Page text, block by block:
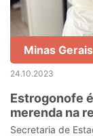
Minas Gerais
24.10.2023
Estrogonofe
merenda na
Secretaria de